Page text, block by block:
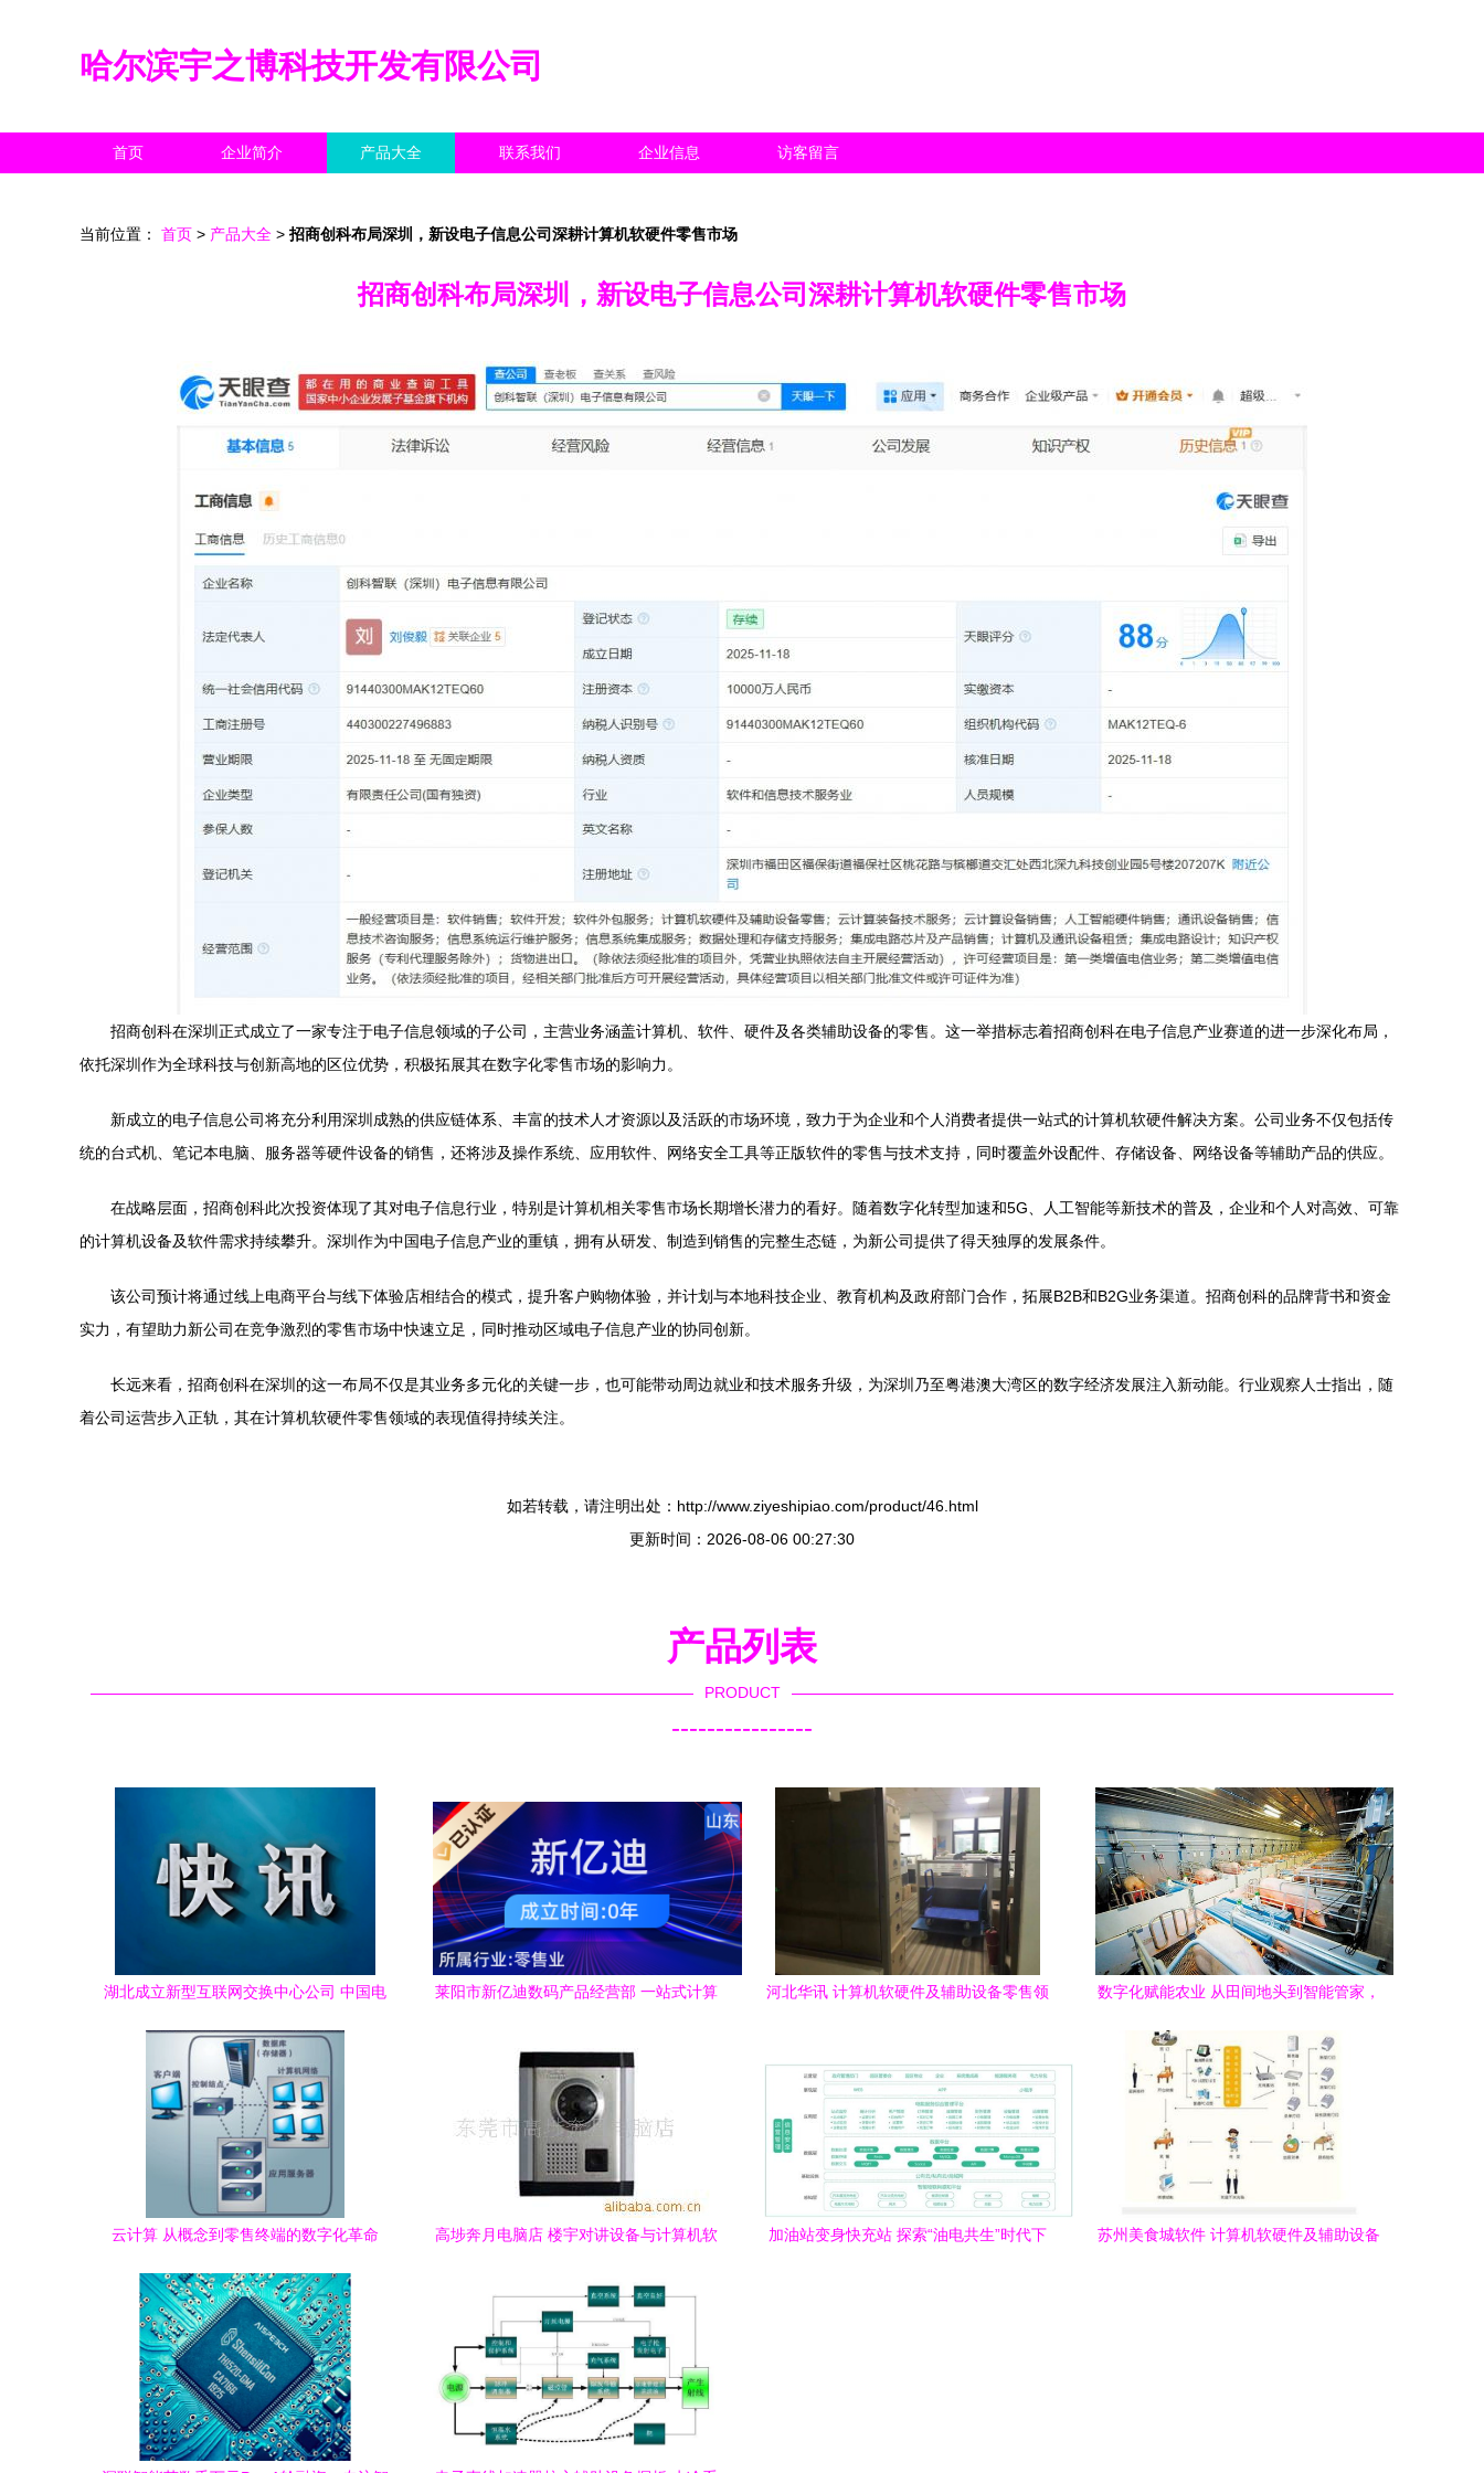
哈尔滨宇之博科技开发有限公司
首页 企业简介 产品大全 联系我们 企业信息 访客留言
当前位置： 首页 > 产品大全 > 招商创科布局深圳，新设电子信息公司深耕计算机软硬件零售市场
招商创科布局深圳，新设电子信息公司深耕计算机软硬件零售市场
招商创科在深圳正式成立了一家专注于电子信息领域的子公司，主营业务涵盖计算机、软件、硬件及各类辅助设备的零售。这一举措标志着招商创科在电子信息产业赛道的进一步深化布局，
依托深圳作为全球科技与创新高地的区位优势，积极拓展其在数字化零售市场的影响力。
新成立的电子信息公司将充分利用深圳成熟的供应链体系、丰富的技术人才资源以及活跃的市场环境，致力于为企业和个人消费者提供一站式的计算机软硬件解决方案。公司业务不仅包括传
统的台式机、笔记本电脑、服务器等硬件设备的销售，还将涉及操作系统、应用软件、网络安全工具等正版软件的零售与技术支持，同时覆盖外设配件、存储设备、网络设备等辅助产品的供应。
在战略层面，招商创科此次投资体现了其对电子信息行业，特别是计算机相关零售市场长期增长潜力的看好。随着数字化转型加速和5G、人工智能等新技术的普及，企业和个人对高效、可靠
的计算机设备及软件需求持续攀升。深圳作为中国电子信息产业的重镇，拥有从研发、制造到销售的完整生态链，为新公司提供了得天独厚的发展条件。
该公司预计将通过线上电商平台与线下体验店相结合的模式，提升客户购物体验，并计划与本地科技企业、教育机构及政府部门合作，拓展B2B和B2G业务渠道。招商创科的品牌背书和资金
实力，有望助力新公司在竞争激烈的零售市场中快速立足，同时推动区域电子信息产业的协同创新。
长远来看，招商创科在深圳的这一布局不仅是其业务多元化的关键一步，也可能带动周边就业和技术服务升级，为深圳乃至粤港澳大湾区的数字经济发展注入新动能。行业观察人士指出，随
着公司运营步入正轨，其在计算机软硬件零售领域的表现值得持续关注。
如若转载，请注明出处：http://www.ziyeshipiao.com/product/46.html
更新时间：2026-08-06 00:27:30
产品列表
PRODUCT
----------------
湖北成立新型互联网交换中心公司 中国电
莱阳市新亿迪数码产品经营部 一站式计算
河北华讯 计算机软硬件及辅助设备零售领
数字化赋能农业 从田间地头到智能管家，
云计算 从概念到零售终端的数字化革命
高埗奔月电脑店 楼宇对讲设备与计算机软
加油站变身快充站 探索“油电共生”时代下
苏州美食城软件 计算机软硬件及辅助设备